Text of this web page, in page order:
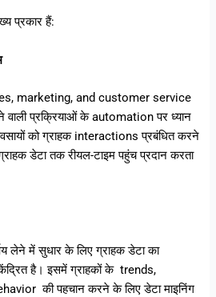
प्रकार हैं:
marketing, and customer service
वाली प्रक्रियाओं के automation पर ध्यान
को ग्राहक interactions प्रबंधित करने
डेटा तक रीयल-टाइम पहुंच प्रदान करता
लेने में सुधार के लिए ग्राहक डेटा का
है। इसमें ग्राहकों के trends,
की पहचान करने के लिए डेटा माइनिंग